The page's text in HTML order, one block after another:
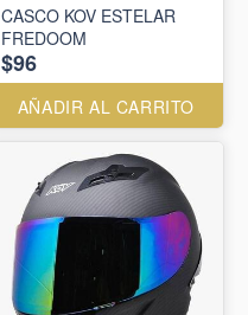
CASCO KOV ESTELAR
FREDOOM
$96
AÑADIR AL CARRITO